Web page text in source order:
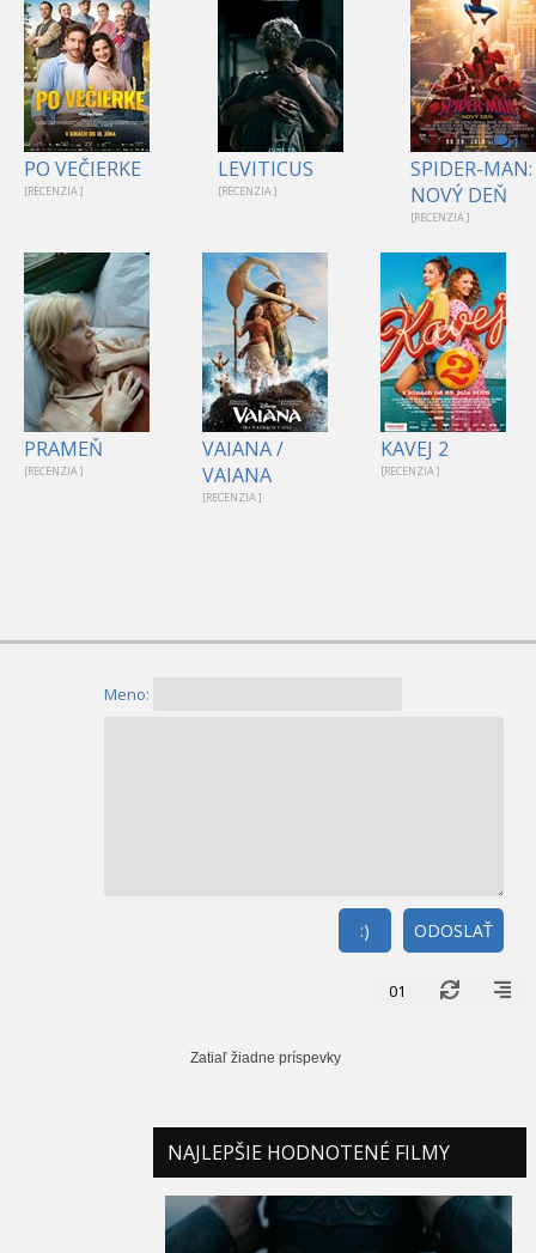
PO VEČIERKE
[RECENZIA ]
LEVITICUS
[RECENZIA ]
1
SPIDER-MAN:
NOVÝ DEŇ
[RECENZIA ]
PRAMEŇ
[RECENZIA ]
VAIANA /
VAIANA
[RECENZIA ]
KAVEJ 2
[RECENZIA ]
Meno:
ODOSLAŤ
:)
01
Zatiaľ žiadne príspevky
NAJLEPŠIE HODNOTENÉ FILMY